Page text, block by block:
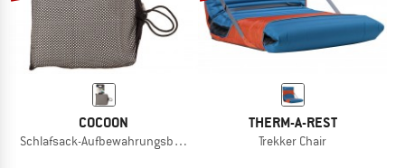
COCOON
Schlafsack-Aufbewahrungsbeutel Baumwolle
THERM-A-REST
Trekker Chair